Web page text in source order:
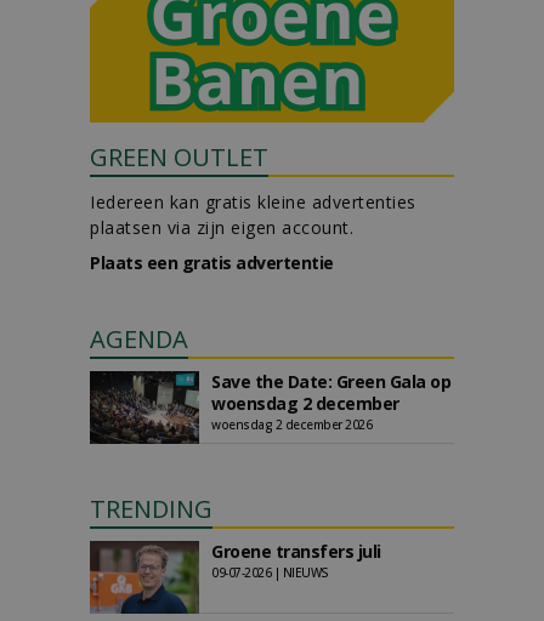
GREEN OUTLET
Iedereen kan gratis kleine advertenties
plaatsen via zijn eigen account.
Plaats een gratis advertentie
AGENDA
Save the Date: Green Gala op
woensdag 2 december
woensdag 2 december 2026
TRENDING
Groene transfers juli
09-07-2026 | NIEUWS